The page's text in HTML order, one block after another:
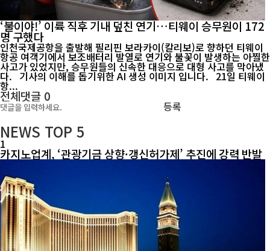
‘불이야!’ 이륙 직후 기내 덮친 연기…티웨이 승무원이 172
명 구했다
인천국제공항을 출발해 필리핀 보라카이(칼리보)로 향하던 티웨이
항공 여객기에서 보조배터리 발열로 연기와 불꽃이 발생하는 아찔한
사고가 있었지만, 승무원들의 신속한 대응으로 대형 사고를 막아냈
다. 기사의 이해를 돕기위한 AI 생성 이미지 입니다. 21일 티웨이
항...
전체댓글 0
등록
NEWS TOP 5
1
카지노업계, ‘관광기금 상향·갱신허가제’ 추진에 강력 반발